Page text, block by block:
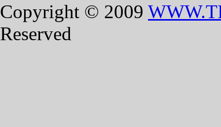
Copyright © 2009
Reserved